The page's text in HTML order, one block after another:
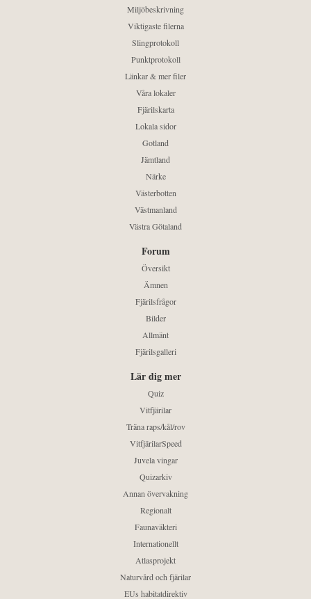
Miljöbeskrivning
Viktigaste filerna
Slingprotokoll
Punktprotokoll
Länkar & mer filer
Våra lokaler
Fjärilskarta
Lokala sidor
Gotland
Jämtland
Närke
Västerbotten
Västmanland
Västra Götaland
Forum
Översikt
Ämnen
Fjärilsfrågor
Bilder
Allmänt
Fjärilsgalleri
Lär dig mer
Quiz
Vitfjärilar
Träna raps/kål/rov
VitfjärilarSpeed
Juvela vingar
Quizarkiv
Annan övervakning
Regionalt
Faunaväkteri
Internationellt
Atlasprojekt
Naturvård och fjärilar
EUs habitatdirektiv